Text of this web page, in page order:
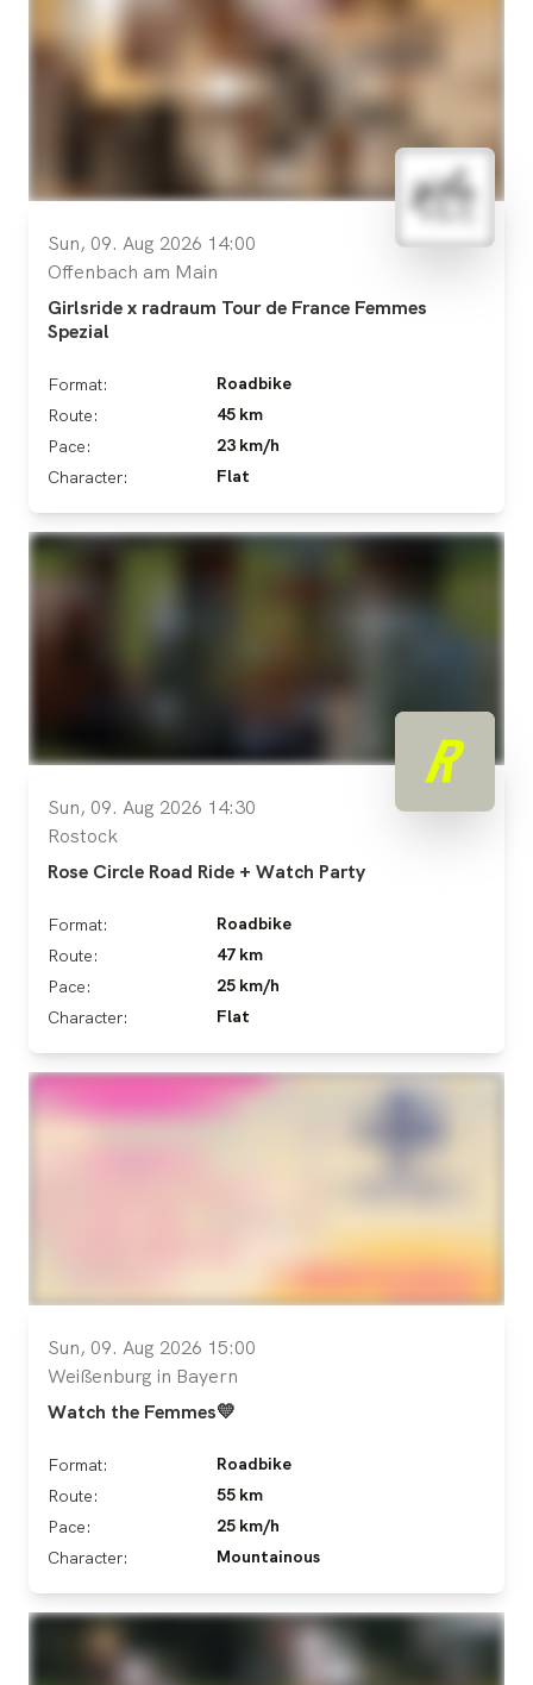
Sun, 09. Aug 2026 14:00
Offenbach am Main
Girlsride x radraum Tour de France Femmes
Spezial
Format:
Roadbike
Route:
45 km
Pace:
23 km/h
Character:
Flat
Sun, 09. Aug 2026 14:30
Rostock
Rose Circle Road Ride + Watch Party
Format:
Roadbike
Route:
47 km
Pace:
25 km/h
Character:
Flat
Sun, 09. Aug 2026 15:00
Weißenburg in Bayern
Watch the Femmes💛
Format:
Roadbike
Route:
55 km
Pace:
25 km/h
Character:
Mountainous